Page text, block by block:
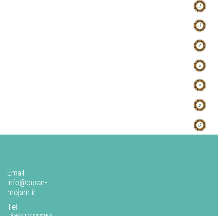
Email :
info@quran-
mojam.ir
Tel :